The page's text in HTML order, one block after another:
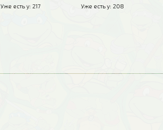
Уже есть у: 217 Уже есть у: 208